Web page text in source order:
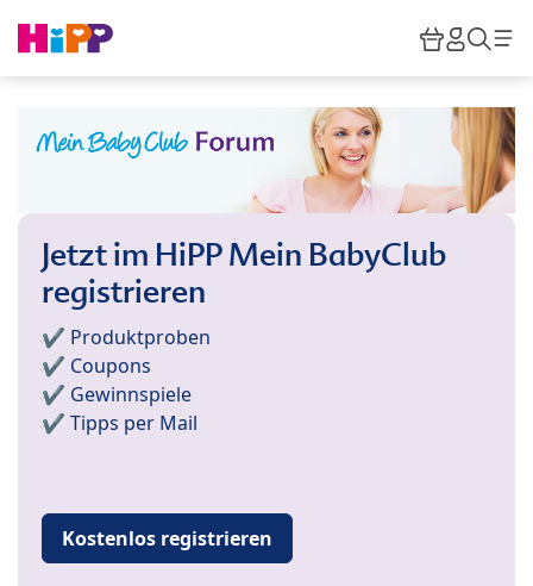
HiPP
Jetzt im HiPP Mein BabyClub
registrieren
✔️ Produktproben
✔️ Coupons
✔️ Gewinnspiele
✔️ Tipps per Mail
Kostenlos registrieren